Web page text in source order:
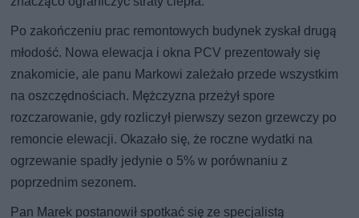
Po zakończeniu prac remontowych budynek zyskał drugą
młodość. Nowa elewacja i okna PCV prezentowały się
znakomicie, ale panu Markowi zależało przede wszystkim
na oszczędnościach. Mężczyzna przeżył spore
rozczarowanie, gdy rozliczył pierwszy sezon grzewczy po
remoncie elewacji. Okazało się, że roczne wydatki na
ogrzewanie spadły jedynie o 5% w porównaniu z
poprzednim sezonem.
Pan Marek postanowił spotkać się ze specjalistą